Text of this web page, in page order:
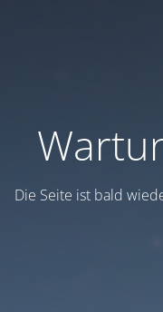
Die Seite ist bald